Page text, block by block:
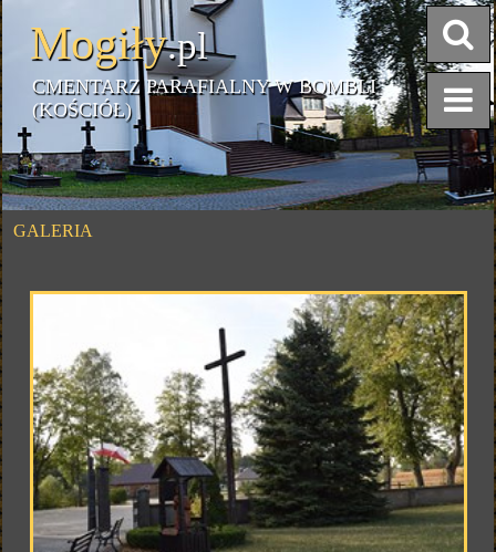
Mogiły.pl
CMENTARZ PARAFIALNY W BOMBLI
(KOŚCIÓŁ)
GALERIA